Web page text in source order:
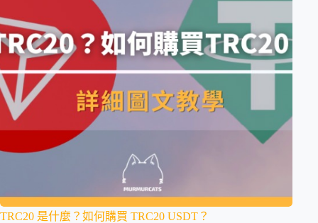
TRC20 是什麼？如何購買 TRC20 USDT？